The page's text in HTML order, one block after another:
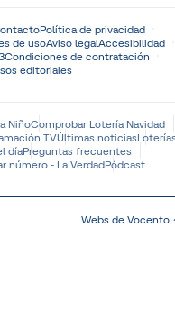
Política de privacidad
de usoAviso legalAccesibilidad
Condiciones de contratación
editoriales
NiñoComprobar Lotería Navidad
TVÚltimas noticias
díaPreguntas frecuentes
número - La VerdadPódcast
Webs de Vocento